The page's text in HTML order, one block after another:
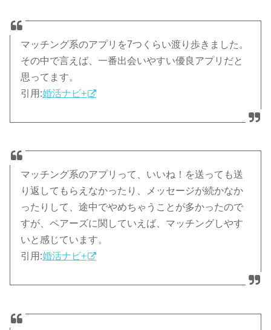
マッチング系のアプリを7つくらい渡り歩きました。
その中で言えば、一番出会いやすい優良アプリだと
思ってます。
引用:婚活ナビ+
マッチング系のアプリって、いいね！を送っても送
り返してもらえなかったり、メッセージが続かなか
ったりして、途中でやめちゃうことが多かったので
すが、ペアーズに関していえば、マッチングしやす
いと感じています。
引用:婚活ナビ+